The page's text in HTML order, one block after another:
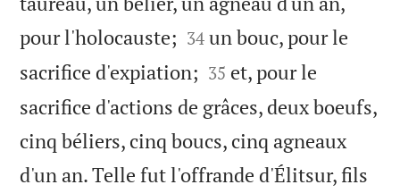
pour l'holocauste; 

34 un bouc, pour le
sacrifice d'expiation; 

35 et, pour le
sacrifice d'actions de grâces, deux boeufs,
cinq béliers, cinq boucs, cinq agneaux
d'un an. Telle fut l'offrande d'Élitsur, fils